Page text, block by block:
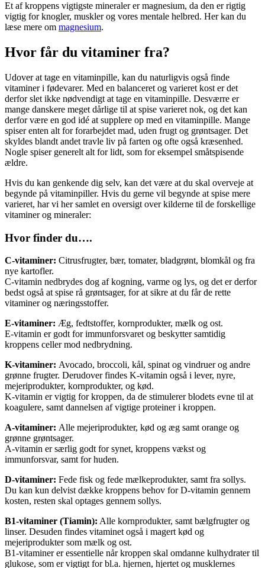
Et af kroppens vigtigste mineraler er magnesium, da den er rigtig
vigtig for knogler, muskler og vores mentale helbred. Her kan du
læse mere om magnesium.
Hvor får du vitaminer fra?
Udover at tage en vitaminpille, kan du naturligvis også finde
vitaminer i fødevarer. Med en balanceret og varieret kost er det
derfor slet ikke nødvendigt at tage en vitaminpille. Desværre er
mange danskere meget dårlige til at spise varieret nok, og det kan
derfor være en god idé at supplere op med en vitaminpille. Mange
spiser enten alt for forarbejdet mad, uden frugt og grøntsager. Det
skyldes blandt andet travle liv på farten og ofte også kræsenhed.
Nogle spiser generelt alt for lidt, som for eksempel småtspisende
ældre.
Hvis du kan genkende dig selv, kan det være at du skal overveje at
begynde på vitaminpiller. Hvis du gerne vil begynde at spise mere
varieret, har vi her samlet en oversigt over kilderne til de forskellige
vitaminer og mineraler:
Hvor finder du….
C-vitaminer: Citrusfrugter, bær, tomater, bladgrønt, blomkål og fra
nye kartofler.
C-vitamin nedbrydes dog af kogning, varme og lys, og det er derfor
bedst også at spise rå grøntsager, for at sikre at du får de rette
vitaminer og næringsstoffer.
E-vitaminer: Æg, fedtstoffer, kornprodukter, mælk og ost.
E-vitamin er godt for immunforsvaret og beskytter samtidig
kroppens celler mod nedbrydning.
K-vitaminer: Avocado, broccoli, kål, spinat og vindruer og andre
grønne frugter. Derudover findes K-vitamin også i lever, nyre,
mejeriprodukter, kornprodukter, og kød.
K-vitamin er vigtig for kroppen, da de stimulerer blodets evne til at
koagulere, samt dannelsen af vigtige proteiner i kroppen.
A-vitaminer: Alle mejeriprodukter, kød og æg samt orange og
grønne grøntsager.
A-vitamin er særlig godt for synet, kroppens vækst og
immunforsvar, samt for huden.
D-vitaminer: Fede fisk og fede mælkeprodukter, samt fra sollys.
Du kan kun delvist dække kroppens behov for D-vitamin gennem
kosten, resten skal optages gennem sollys.
B1-vitaminer (Tiamin): Alle kornprodukter, samt bælgfrugter og
linser. Desuden findes vitaminet også i magert kød og
mejeriprodukter som mælk og ost.
B1-vitaminer er essentielle når kroppen skal omdanne kulhydrater til
glukose, som er vigtigt for bl.a. hjernen, hjertet og musklernes